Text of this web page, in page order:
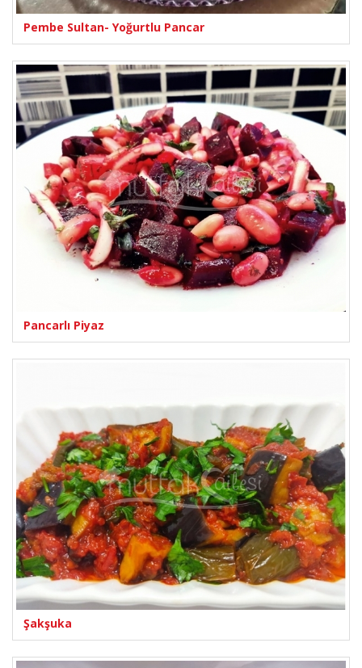
Pembe Sultan- Yoğurtlu Pancar
Pancarlı Piyaz
Şakşuka